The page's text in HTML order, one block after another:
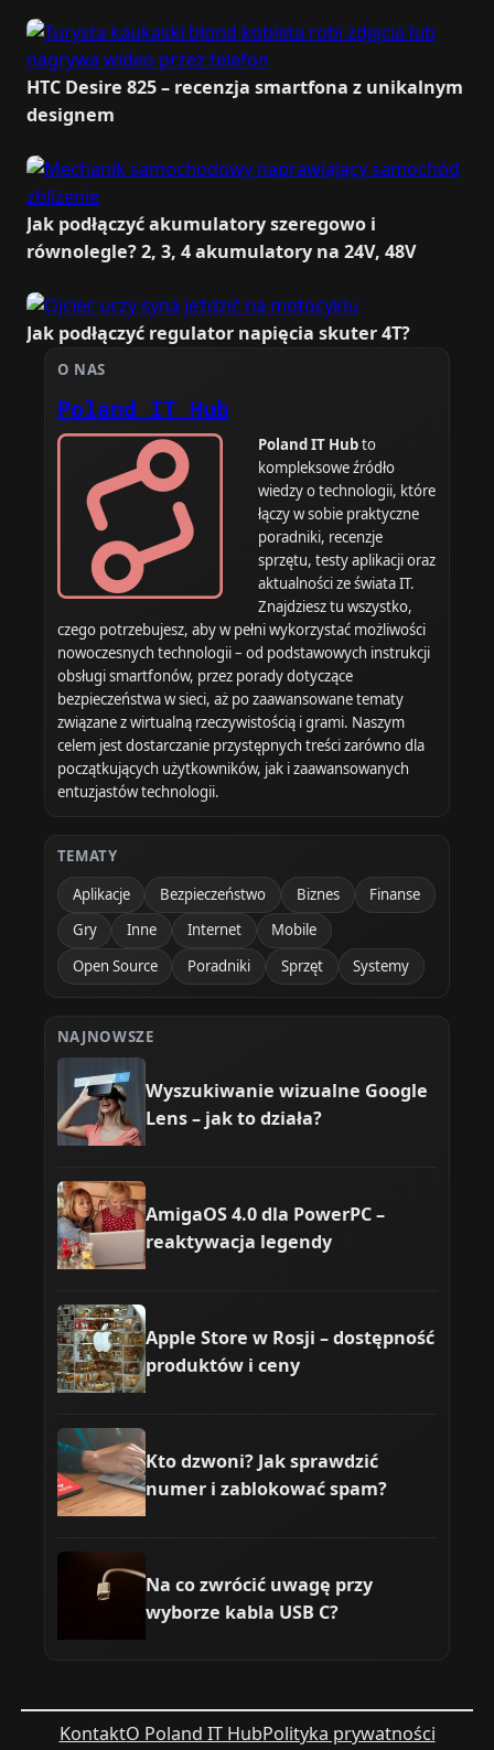
HTC Desire 825 – recenzja smartfona z unikalnym
designem
Jak podłączyć akumulatory szeregowo i
równolegle? 2, 3, 4 akumulatory na 24V, 48V
Jak podłączyć regulator napięcia skuter 4T?
O NAS
Poland IT Hub
Poland IT Hubto
kompleksowe źródło
wiedzy o technologii, które
łączy w sobie praktyczne
poradniki, recenzje
sprzętu, testy aplikacji oraz
aktualności ze świata IT.
Znajdziesz tu wszystko,
czego potrzebujesz, aby w pełni wykorzystać możliwości
nowoczesnych technologii – od podstawowych instrukcji
obsługi smartfonów, przez porady dotyczące
bezpieczeństwa w sieci, aż po zaawansowane tematy
związane z wirtualną rzeczywistością i grami. Naszym
celem jest dostarczanie przystępnych treści zarówno dla
początkujących użytkowników, jak i zaawansowanych
entuzjastów technologii.
TEMATY
Aplikacje
Bezpieczeństwo Biznes
Finanse
Gry
Inne Internet
Mobile
Open Source
Poradniki Sprzęt Systemy
NAJNOWSZE
Wyszukiwanie wizualne Google
Lens – jak to działa?
AmigaOS 4.0 dla PowerPC –
reaktywacja legendy
Apple Store w Rosji – dostępność
produktów i ceny
Kto dzwoni? Jak sprawdzić
numer i zablokować spam?
Na co zwrócić uwagę przy
wyborze kabla USB C?
KontaktO Poland IT HubPolityka prywatności